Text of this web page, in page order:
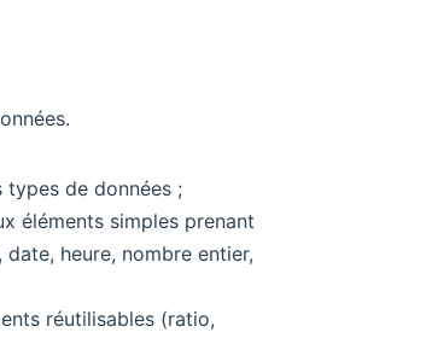
de données ;
éléments simples prenant
heure, nombre entier,
réutilisables (ratio,